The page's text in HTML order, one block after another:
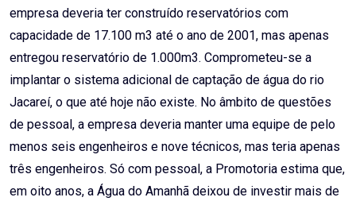
empresa deveria ter construído reservatórios com
capacidade de 17.100 m3 até o ano de 2001, mas apenas
entregou reservatório de 1.000m3. Comprometeu-se a
implantar o sistema adicional de captação de água do rio
Jacareí, o que até hoje não existe. No âmbito de questões
de pessoal, a empresa deveria manter uma equipe de pelo
menos seis engenheiros e nove técnicos, mas teria apenas
três engenheiros. Só com pessoal, a Promotoria estima que,
em oito anos, a Água do Amanhã deixou de investir mais de